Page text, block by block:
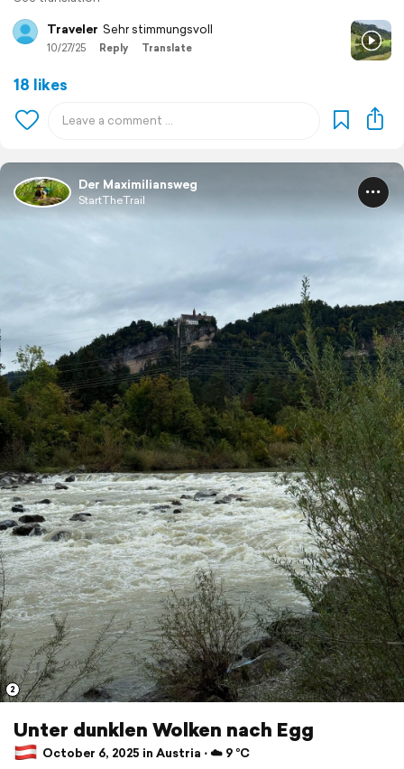
Traveler Sehr stimmungsvoll
10/27/25 Reply Translate
18 likes
Der Maximiliansweg
StartTheTrail
2
Unter dunklen Wolken nach Egg
October 6, 2025 in Austria ⋅ ☁️ 9 °C